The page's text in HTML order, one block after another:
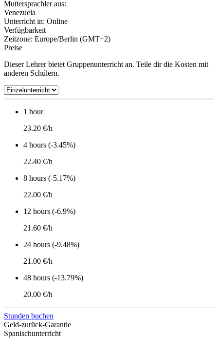
Muttersprachler aus:
Venezuela
Unterricht in: Online
Verfügbarkeit
Zeitzone: Europe/Berlin (GMT+2)
Preise
Dieser Lehrer bietet Gruppenunterricht an. Teile dir die Kosten mit
anderen Schülern.
1 hour
23.20 €/h
4 hours (-3.45%)
22.40 €/h
8 hours (-5.17%)
22.00 €/h
12 hours (-6.9%)
21.60 €/h
24 hours (-9.48%)
21.00 €/h
48 hours (-13.79%)
20.00 €/h
Stunden buchen
Geld-zurück-Garantie
Spanischunterricht